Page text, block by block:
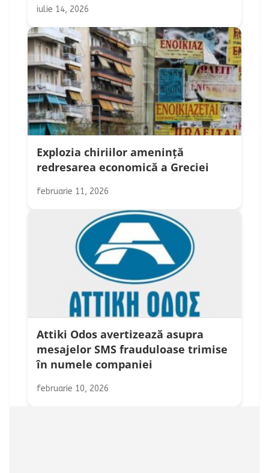
iulie 14, 2026
Explozia chiriilor amenință
redresarea economică a Greciei
februarie 11, 2026
Attiki Odos avertizează asupra
mesajelor SMS frauduloase trimise
în numele companiei
februarie 10, 2026